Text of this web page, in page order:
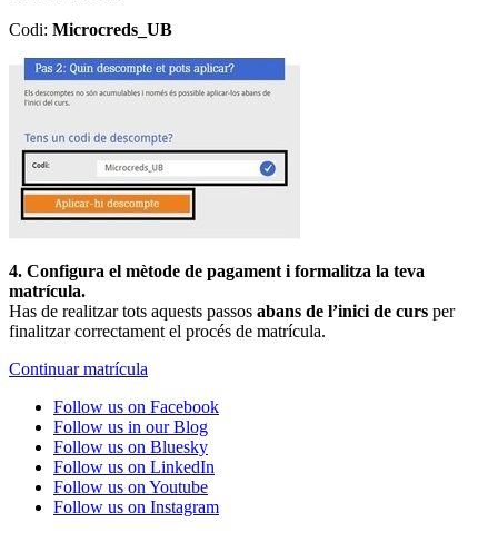
Codi: Microcreds_UB
4. Configura el mètode de pagament i formalitza la teva
matrícula.
Has de realitzar tots aquests passos abans de l’inici de curs per
finalitzar correctament el procés de matrícula.
Continuar matrícula
Follow us on Facebook
Follow us in our Blog
Follow us on Bluesky
Follow us on LinkedIn
Follow us on Youtube
Follow us on Instagram